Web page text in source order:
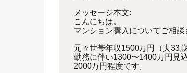
メッセージ本文:
こんにちは。
マンション購入についてご相談
元々世帯年収1500万円（夫33
勤務に伴い1300〜1400万円見
2000万円程度です。